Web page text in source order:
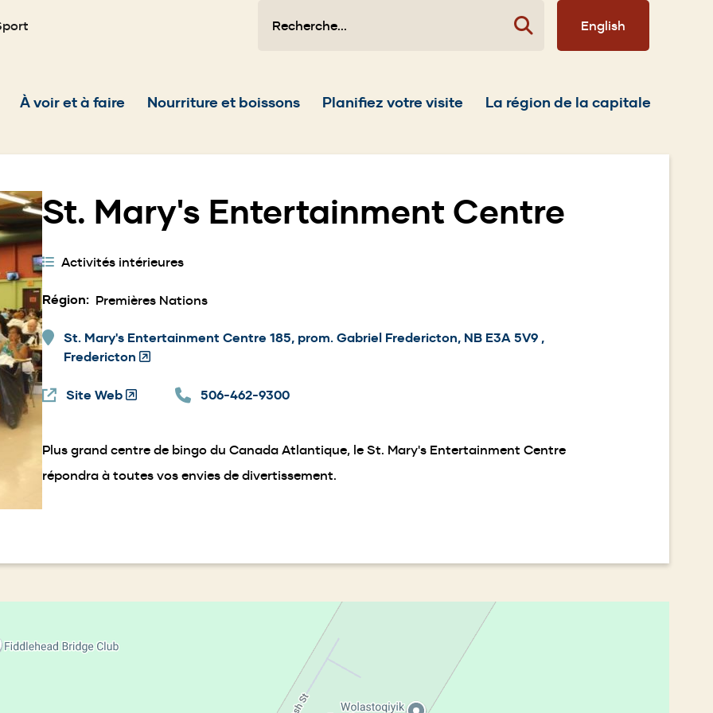
English
Main
navigation
À voir et à faire Nourriture et boissons Planifiez votre visite La région de la capitale
St. Mary's Entertainment Centre
Catégories
d'activités
Activités intérieures
Région Premières Nations
St. Mary's Entertainment Centre 185, prom. Gabriel Fredericton, NB E3A 5V9 ,
Fredericton (Opens
a
Site Web(Opens
new
window)
506-462-9300
Plus grand centre de bingo du Canada Atlantique, le St. Mary's Entertainment Centre
répondra à toutes vos envies de divertissement.